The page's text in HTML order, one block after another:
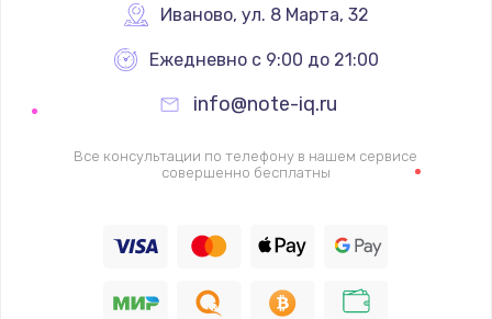
Иваново, ул. 8 Марта, 32
Ежедневно с 9:00 до 21:00
info@note-iq.ru
Все консультации по телефону в нашем сервисе
совершенно бесплатны